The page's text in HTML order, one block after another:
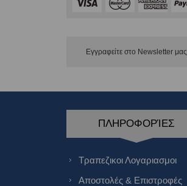
Εγγραφείτε στο Νewsletter μας
ΠΛΗΡΟΦΟΡΊΕΣ
Τραπεζικοι Λογαριασμοι
Αποστολές & Επιστροφές